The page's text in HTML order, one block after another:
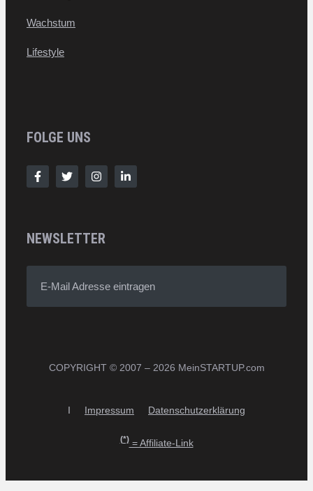
Wachstum
Lifestyle
FOLGE UNS
NEWSLETTER
E-Mail Adresse eintragen
COPYRIGHT © 2007 – 2026 MeinSTARTUP.com
I Impressum Datenschutzerklärung
(*)= Affiliate-Link